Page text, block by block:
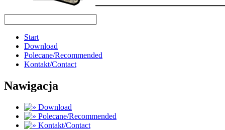
Start
Download
Polecane/Recommended
Kontakt/Contact
Nawigacja
Download
Polecane/Recommended
Kontakt/Contact